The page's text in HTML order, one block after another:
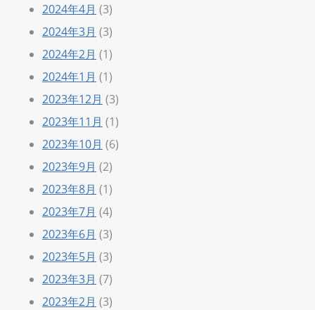
2024年4月 (3)
2024年3月 (3)
2024年2月 (1)
2024年1月 (1)
2023年12月 (3)
2023年11月 (1)
2023年10月 (6)
2023年9月 (2)
2023年8月 (1)
2023年7月 (4)
2023年6月 (3)
2023年5月 (3)
2023年3月 (7)
2023年2月 (3)